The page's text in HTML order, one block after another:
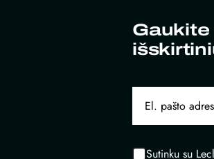
Gaukite
Sutinku su